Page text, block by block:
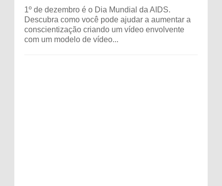
1º de dezembro é o Dia Mundial da AIDS.
Descubra como você pode ajudar a aumentar a
conscientização criando um vídeo envolvente
com um modelo de vídeo...